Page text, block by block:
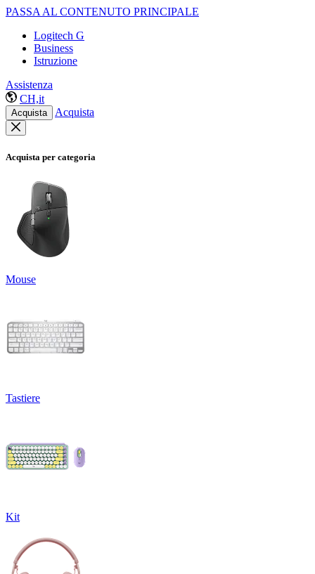
PASSA AL CONTENUTO PRINCIPALE
Logitech G
Business
Istruzione
Assistenza
CH,it
Acquista Acquista
Acquista per categoria
Mouse
Tastiere
Kit